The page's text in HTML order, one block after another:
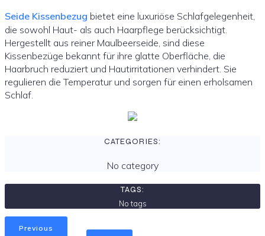
Seide Kissenbezug bietet eine luxuriöse Schlafgelegenheit,
die sowohl Haut- als auch Haarpflege berücksichtigt.
Hergestellt aus reiner Maulbeerseide, sind diese
Kissenbezüge bekannt für ihre glatte Oberfläche, die
Haarbruch reduziert und Hautirritationen verhindert. Sie
regulieren die Temperatur und sorgen für einen erholsamen
Schlaf.
CATEGORIES:
No category
TAGS:
No tags
Previous